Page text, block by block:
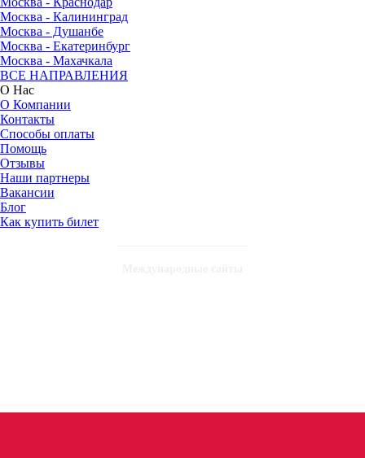
Москва - Калининград
Москва - Душанбе
Москва - Екатеринбург
Москва - Махачкала
ВСЕ НАПРАВЛЕНИЯ
О Нас
О Компании
Контакты
Способы оплаты
Помощь
Отзывы
Наши партнеры
Вакансии
Блог
Как купить билет